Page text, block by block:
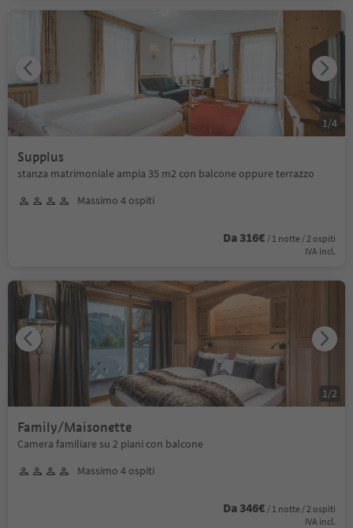
Supplus
stanza matrimoniale ampia 35 m2 con balcone oppure terrazzo
Massimo 4 ospiti
Da 316€ / 1 notte / 2 ospiti
IVA incl.
1/4
Family/Maisonette
Camera familiare su 2 piani con balcone
Massimo 4 ospiti
Da 346€ / 1 notte / 2 ospiti
IVA incl.
1/2